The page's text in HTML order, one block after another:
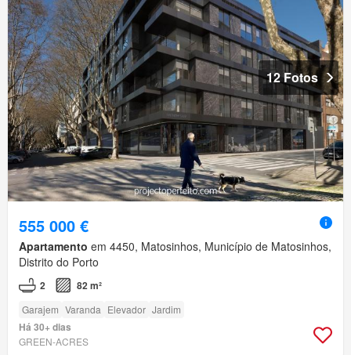
12 Fotos
555 000 €
Apartamento em 4450, Matosinhos, Município de Matosinhos,
Distrito do Porto
2 82 m²
Garajem Varanda Elevador Jardim
Há 30+ dias
GREEN-ACRES